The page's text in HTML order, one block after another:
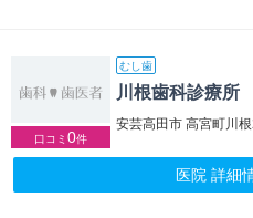
口コミ 0件
むし歯
川根歯科診療所
安芸高田市 高宮町川
医院 詳細